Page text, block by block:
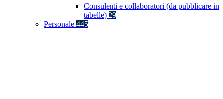
Consulenti e collaboratori (da pubblicare in
tabelle) 29
Personale 445